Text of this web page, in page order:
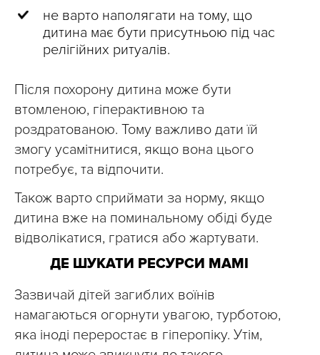
не варто наполягати на тому, що
дитина має бути присутньою під час
релігійних ритуалів.
Після похорону дитина може бути
втомленою, гіперактивною та
роздратованою. Тому важливо дати їй
змогу усамітнитися, якщо вона цього
потребує, та відпочити.
Також варто сприймати за норму, якщо
дитина вже на поминальному обіді буде
відволікатися, гратися або жартувати.
ДЕ ШУКАТИ РЕСУРСИ МАМІ
Зазвичай дітей загиблих воїнів
намагаються огорнути увагою, турботою,
яка іноді переростає в гіперопіку. Утім,